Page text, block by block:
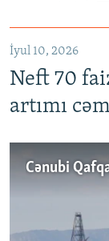
İyul 10, 2026
Neft 70
artımı
No